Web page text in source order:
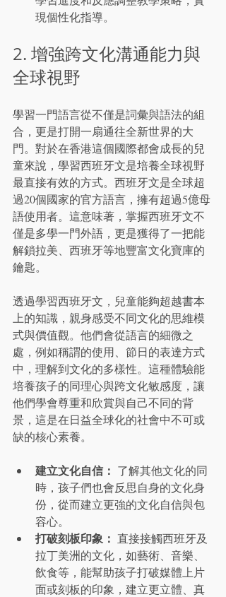
現個性化指導。
2. 增強跨文化溝通能力與
全球視野
學習一門語言從不僅是詞彙與語法的組
合，更是打開一扇通往全新世界的大
門。對於在香港這個國際都會成長的兒
童來說，學習西班牙文是培養全球視野
最直接有效的方式。西班牙文是全球超
過20個國家的官方語言，擁有超過5億母
語使用者。這意味著，掌握西班牙文不
僅是多學一門外語，更是獲得了一把能
解鎖拉美、西班牙等地豐富文化寶庫的
鑰匙。
透過學習西班牙文，兒童能夠超越書本
上的知識，親身感受不同文化的思維模
式與價值觀。他們會從語言的細微之
處，例如稱謂的使用、節日的表達方式
中，理解到文化的多樣性。這種體驗能
培養孩子的同理心與跨文化敏感度，讓
他們學會尊重和欣賞與自己不同的背
景，這是在日益全球化的社會中不可或
缺的核心素養。
建立文化自信： 了解其他文化的同
時，孩子們也會反思自身的文化身
份，從而建立更強的文化自信與包
容心。
打破刻板印象： 直接接觸西班牙及
拉丁美洲的文化，如藝術、音樂、
飲食等，能幫助孩子打破媒體上片
面或刻板的印象，建立更立體、真